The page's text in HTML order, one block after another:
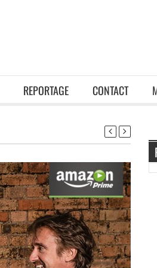
REPORTAGE CONTACT